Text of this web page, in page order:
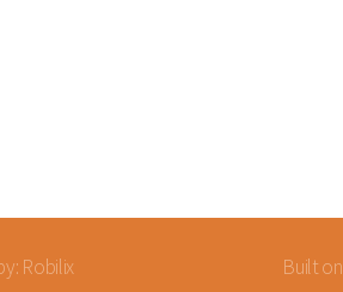
Robilix Built on